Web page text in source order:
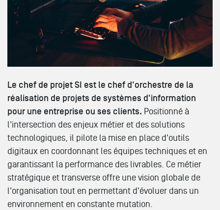
Le chef de projet SI est le chef d'orchestre de la
réalisation de projets de systèmes d'information
pour une entreprise ou ses clients. Positionné à
l'intersection des enjeux métier et des solutions
technologiques, il pilote la mise en place d'outils
digitaux en coordonnant les équipes techniques et en
garantissant la performance des livrables. Ce métier
stratégique et transverse offre une vision globale de
l'organisation tout en permettant d'évoluer dans un
environnement en constante mutation.